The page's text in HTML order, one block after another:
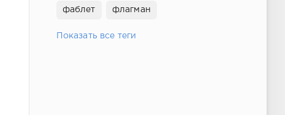
фаблет флагман
Показать все теги